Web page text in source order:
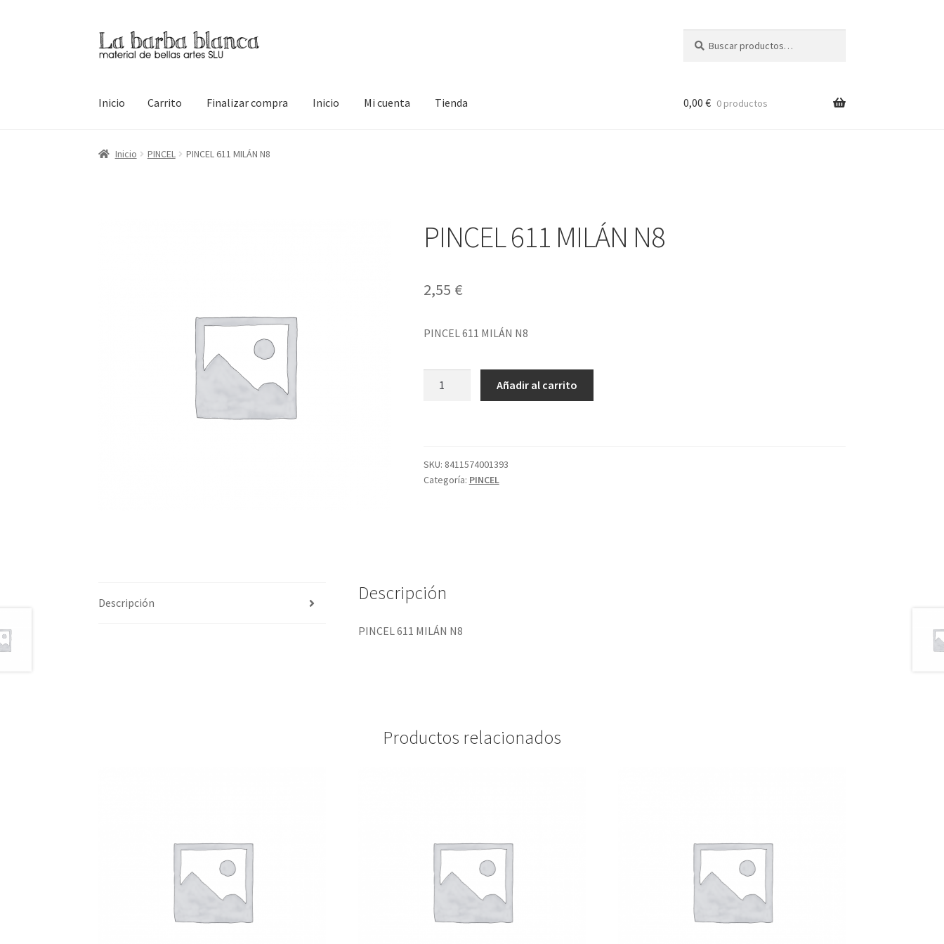
Ir
a
Ir
al
por:
Inicio Carrito Finalizar compra Inicio Mi cuenta Tienda
Inicio CarritoFinalizar compra Inicio
0,00 € 0 productos
Inicio PINCEL PINCEL 611 MILÁN N8
PINCEL 611 MILÁN N8
2,55 €
PINCEL 611 MILÁN N8
Añadir al carrito
SKU: 8411574001393
Categoría: PINCEL
Descripción Descripción
PINCEL 611 MILÁN N8
Productos relacionados